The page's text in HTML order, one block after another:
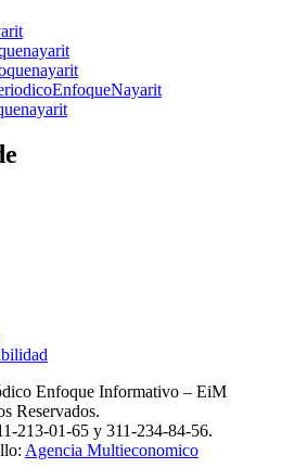
Enfoque Informativo – EiM
Reservados.
213-01-65 y 311-234-84-56.
Agencia Multieconomico